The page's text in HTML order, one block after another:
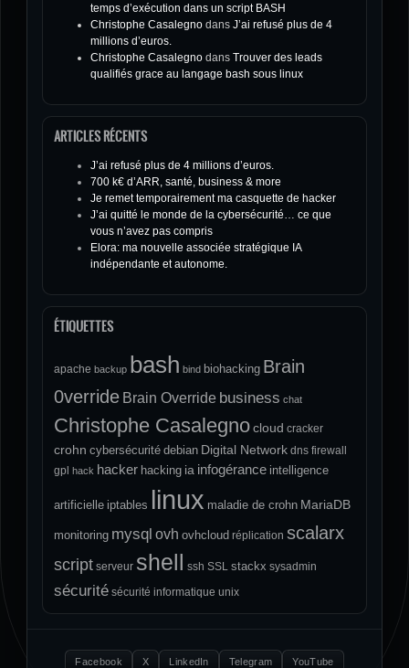
temps d’exécution dans un script BASH
Christophe Casalegno dans J’ai refusé plus de 4
millions d’euros.
Christophe Casalegno dans Trouver des leads
qualifiés grace au langage bash sous linux
ARTICLES RÉCENTS
J’ai refusé plus de 4 millions d’euros.
700 k€ d’ARR, santé, business & more
Je remet temporairement ma casquette de hacker
J’ai quitté le monde de la cybersécurité… ce que
vous n’avez pas compris
Elora: ma nouvelle associée stratégique IA
indépendante et autonome.
ÉTIQUETTES
apache backup bash bind biohacking Brain
0verride Brain Override business chat
Christophe Casalegnocloud cracker
crohn cybersécurité debian Digital Network dns firewall
gpl hack hacker hacking ia infogérance intelligence
artificielle iptables linux maladie de crohn MariaDB
monitoring mysql ovh ovhcloud réplication scalarx
script serveur shell ssh SSL stackx sysadmin
sécurité sécurité informatique unix
Facebook X LinkedIn Telegram YouTube